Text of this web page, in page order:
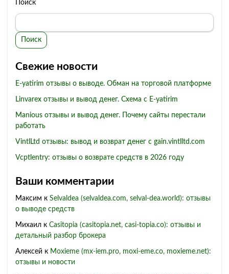
Поиск
Поиск
Свежие новости
E-yatirim отзывы о выводе. Обман на торговой платформе
Linvarex отзывы и вывод денег. Схема с E-yatirim
Manious отзывы и вывод денег. Почему сайты перестали
работать
VintlLtd отзывы: вывод и возврат денег с gain.vintlltd.com
Vcptlentry: отзывы о возврате средств в 2026 году
Ваши комментарии
Максим к Selvaldea (selvaldea.com, selval-dea.world): отзывы
о выводе средств
Михаил к Casitopia (casitopia.net, casi-topia.co): отзывы и
детальный разбор брокера
Алексей к Moxieme (mx-iem.pro, moxi-eme.co, moxieme.net):
отзывы и новости